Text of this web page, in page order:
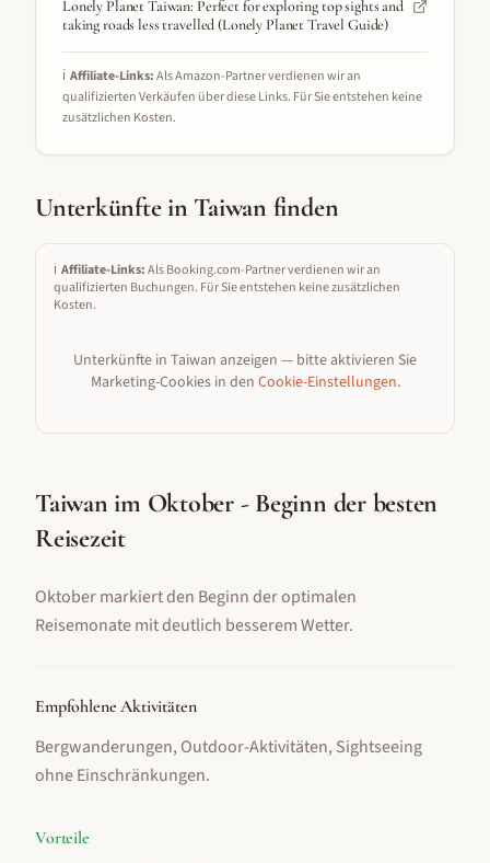
Lonely Planet Taiwan: Perfect for exploring top sights and
taking roads less travelled (Lonely Planet Travel Guide)
ℹ️ Affiliate-Links:Als Amazon-Partner verdienen wir an
qualifizierten Verkäufen über diese Links. Für Sie entstehen keine
zusätzlichen Kosten.
Unterkünfte in Taiwan finden
ℹ️ Affiliate-Links:Als Booking.com-Partner verdienen wir an
qualifizierten Buchungen. Für Sie entstehen keine zusätzlichen
Kosten.
Unterkünfte in Taiwan anzeigen — bitte aktivieren Sie
Marketing-Cookies in den Cookie-Einstellungen.
Taiwan im Oktober - Beginn der besten
Reisezeit
Oktober markiert den Beginn der optimalen
Reisemonate mit deutlich besserem Wetter.
Empfohlene Aktivitäten
Bergwanderungen, Outdoor-Aktivitäten, Sightseeing
ohne Einschränkungen.
Vorteile